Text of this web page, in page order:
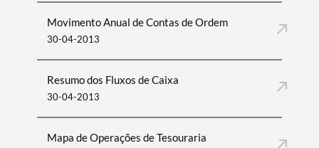
Movimento Anual de Contas de Ordem
30-04-2013
Resumo dos Fluxos de Caixa
30-04-2013
Mapa de Operações de Tesouraria